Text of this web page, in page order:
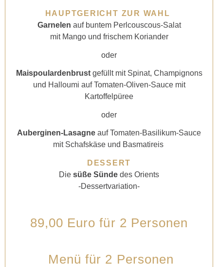
HAUPTGERICHT ZUR WAHL
Garnelen auf buntem Perlcouscous-Salat
mit Mango und frischem Koriander
oder
Maispoulardenbrust gefüllt mit Spinat, Champignons
und Halloumi auf Tomaten-Oliven-Sauce mit
Kartoffelpüree
oder
Auberginen-Lasagne auf Tomaten-Basilikum-Sauce
mit Schafskäse und Basmatireis
DESSERT
Die süße Sünde des Orients
-Dessertvariation-
89,00 Euro für 2 Personen
Menü für 2 Personen